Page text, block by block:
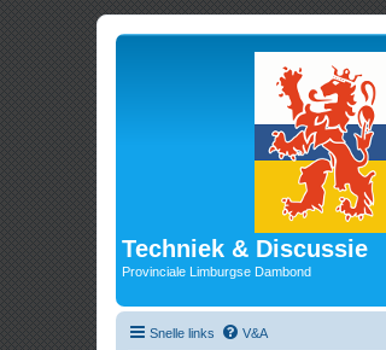
Techniek & Discussie
Provinciale Limburgse Dambond
Snelle links V&A